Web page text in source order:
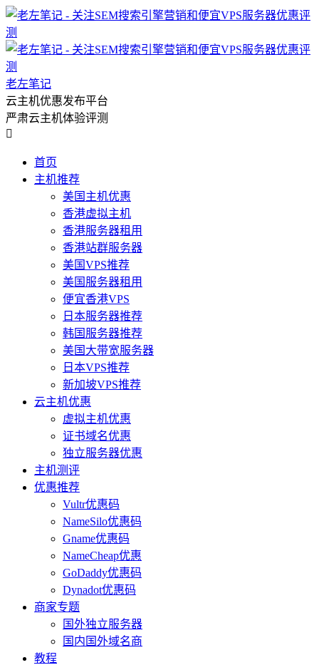
老左笔记
云主机优惠发布平台
严肃云主机体验评测

首页
主机推荐
美国主机优惠
香港虚拟主机
香港服务器租用
香港站群服务器
美国VPS推荐
美国服务器租用
便宜香港VPS
日本服务器推荐
韩国服务器推荐
美国大带宽服务器
日本VPS推荐
新加坡VPS推荐
云主机优惠
虚拟主机优惠
证书域名优惠
独立服务器优惠
主机测评
优惠推荐
Vultr优惠码
NameSilo优惠码
Gname优惠码
NameCheap优惠
GoDaddy优惠码
Dynadot优惠码
商家专题
国外独立服务器
国内国外域名商
教程